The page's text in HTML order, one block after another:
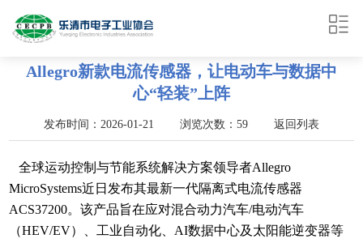
Allegro新款电流传感器，让电动车与数据中
心“轻装”上阵
发布时间：2026-01-21 浏览次数：59 返回列表
全球运动控制与节能系统解决方案领导者Allegro
MicroSystems近日发布其最新一代隔离式电流传感器
ACS37200。该产品旨在应对混合动力汽车/电动汽车
（HEV/EV）、工业自动化、AI数据中心及太阳能逆变器等